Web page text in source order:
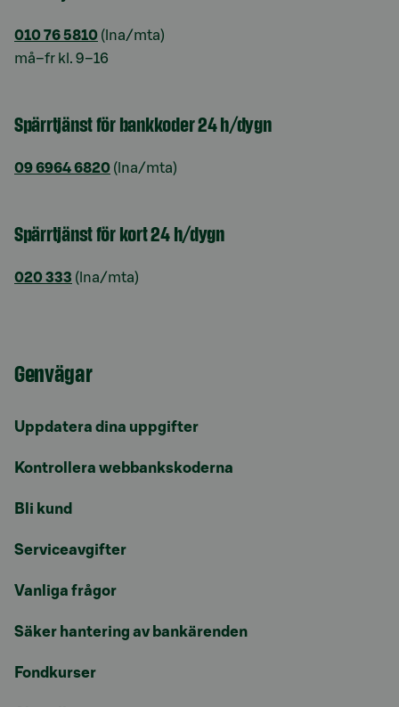
010 76 5810 (lna/mta)
må–fr kl. 9–16
Spärrtjänst för bankkoder 24 h/dygn
09 6964 6820 (lna/mta)
Spärrtjänst för kort 24 h/dygn
020 333 (lna/mta)
Genvägar
Uppdatera dina uppgifter
Kontrollera webbankskoderna
Bli kund
Serviceavgifter
Vanliga frågor
Säker hantering av bankärenden
Fondkurser